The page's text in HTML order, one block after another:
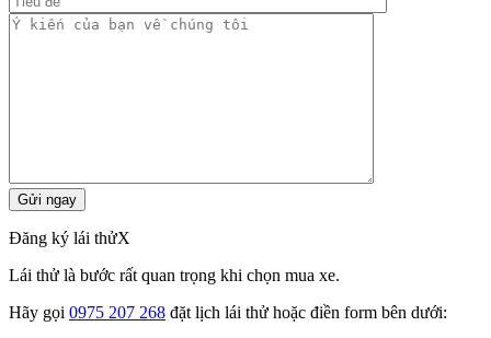
Đăng ký lái thửX
Lái thử là bước rất quan trọng khi chọn mua xe.
Hãy gọi 0975 207 268 đặt lịch lái thử hoặc điền form bên dưới: